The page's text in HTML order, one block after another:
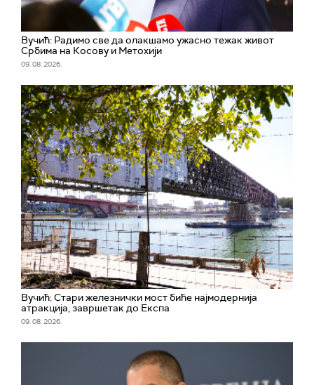
Вучић: Радимо све да олакшамо ужасно тежак живот
Србима на Косову и Метохији
09. 08. 2026.
Вучић: Стари железнички мост биће најмодернија
атракција, завршетак до Експа
09. 08. 2026.